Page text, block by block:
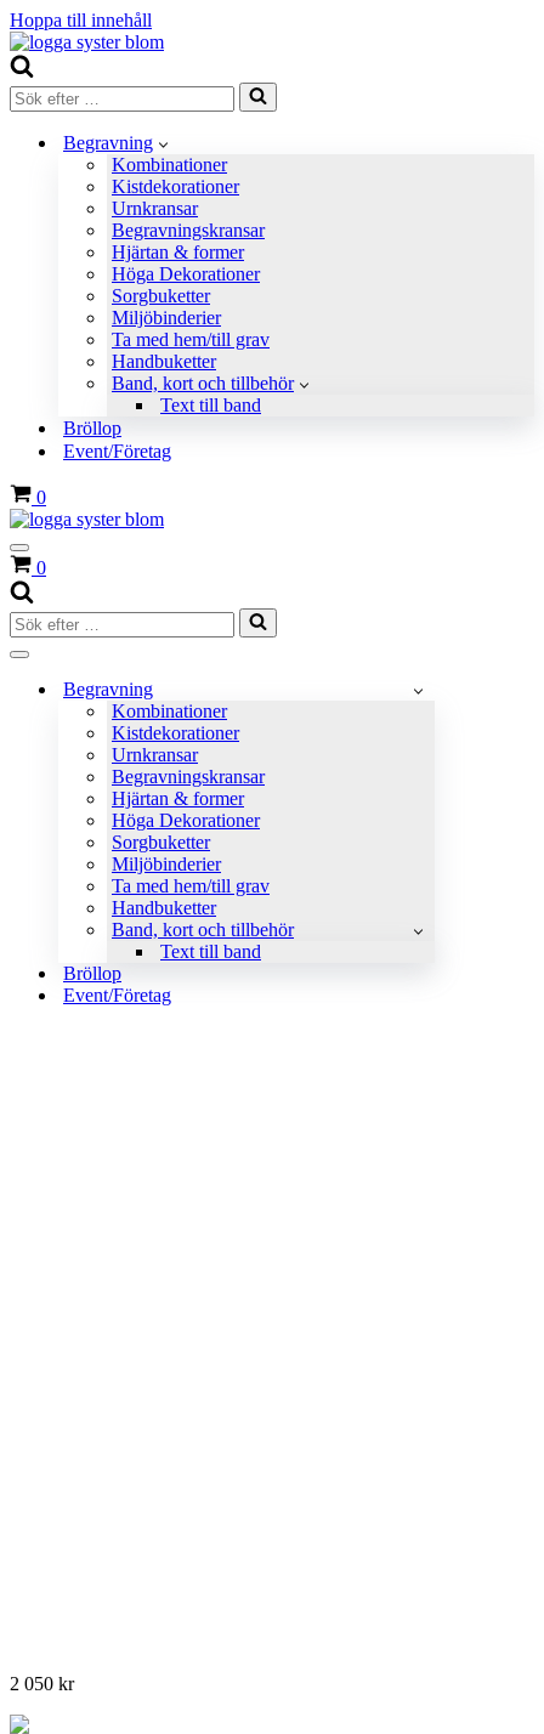
Hoppa till innehåll
Sök
efter
Begravning
Kombinationer
Kistdekorationer
Urnkransar
Begravningskransar
Hjärtan & former
Höga Dekorationer
Sorgbuketter
Miljöbinderier
Ta med hem/till grav
Handbuketter
Band, kort och tillbehör
Text till band
Bröllop
Event/Företag
Varukorg
0
Navigeringsmeny
Varukorg
0
Sök
efter
…Navigeringsmeny
Begravning
Kombinationer
Kistdekorationer
Urnkransar
Begravningskransar
Hjärtan & former
Höga Dekorationer
Sorgbuketter
Miljöbinderier
Ta med hem/till grav
Handbuketter
Band, kort och tillbehör
Text till band
Bröllop
Event/Företag
2 050 kr